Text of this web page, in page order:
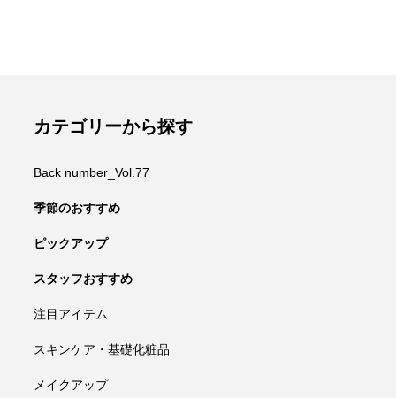
カテゴリーから探す
Back number_Vol.77
季節のおすすめ
ピックアップ
スタッフおすすめ
注目アイテム
スキンケア・基礎化粧品
メイクアップ